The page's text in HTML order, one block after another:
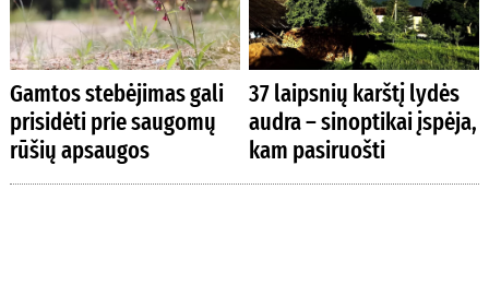
Gamtos stebėjimas gali
prisidėti prie saugomų
rūšių apsaugos
37 laipsnių karštį lydės
audra – sinoptikai įspėja,
kam pasiruošti